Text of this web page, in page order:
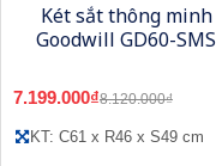
Két sắt thông minh
Goodwill GD60-SMS
7.199.000₫8.120.000₫
KT: C61 x R46 x S49 cm